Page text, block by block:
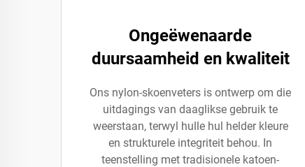
Ongeëwenaarde
duursaamheid en kwaliteit
Ons nylon-skoenveters is ontwerp om die
uitdagings van daaglikse gebruik te
weerstaan, terwyl hulle hul helder kleure
en strukturele integriteit behou. In
teenstelling met tradisionele katoen-